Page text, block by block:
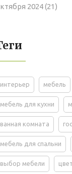
2024(21)
интерьер мебель
мебель для кухни
ванная комната
мебель для спальни
выбор мебели